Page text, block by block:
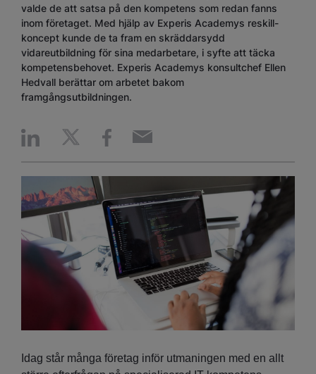
valde de att satsa på den kompetens som redan fanns
inom företaget. Med hjälp av Experis Academys reskill-
koncept kunde de ta fram en skräddarsydd
vidareutbildning för sina medarbetare, i syfte att täcka
kompetensbehovet. Experis Academys konsultchef Ellen
Hedvall berättar om arbetet bakom
framgångsutbildningen.
Idag står många företag inför utmaningen med en allt